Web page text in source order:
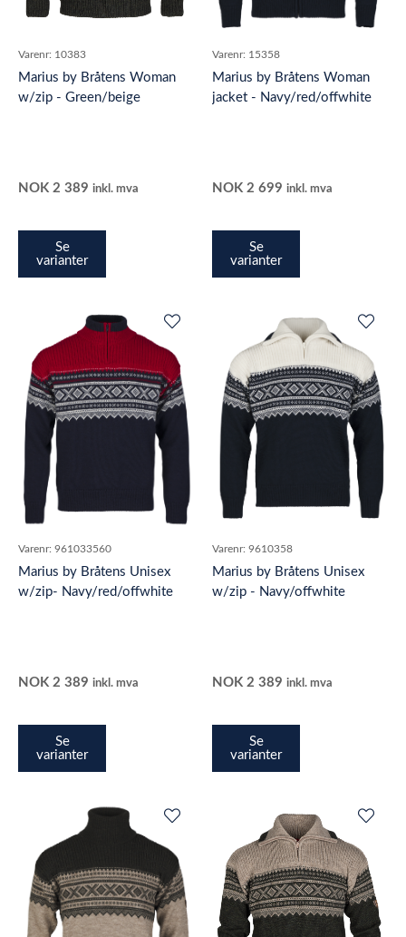
Varenr: 10383
Marius by Bråtens Woman
w/zip - Green/beige
NOK 2 389 inkl. mva
Se
varianter
Varenr: 15358
Marius by Bråtens Woman
jacket - Navy/red/offwhite
NOK 2 699 inkl. mva
Se
varianter
Varenr: 961033560
Marius by Bråtens Unisex
w/zip- Navy/red/offwhite
NOK 2 389 inkl. mva
Se
varianter
Varenr: 9610358
Marius by Bråtens Unisex
w/zip - Navy/offwhite
NOK 2 389 inkl. mva
Se
varianter